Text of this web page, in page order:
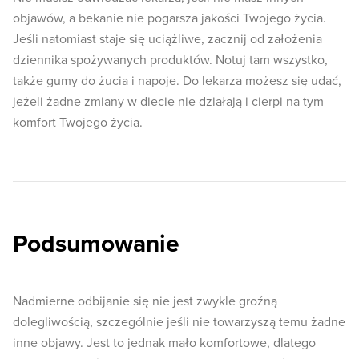
objawów, a bekanie nie pogarsza jakości Twojego życia.
Jeśli natomiast staje się uciążliwe, zacznij od założenia
dziennika spożywanych produktów. Notuj tam wszystko,
także gumy do żucia i napoje. Do lekarza możesz się udać,
jeżeli żadne zmiany w diecie nie działają i cierpi na tym
komfort Twojego życia.
Podsumowanie
Nadmierne odbijanie się nie jest zwykle groźną
dolegliwością, szczególnie jeśli nie towarzyszą temu żadne
inne objawy. Jest to jednak mało komfortowe, dlatego